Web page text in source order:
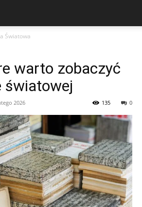
Światowa
warto zobaczyć
światowej
2026 0
135